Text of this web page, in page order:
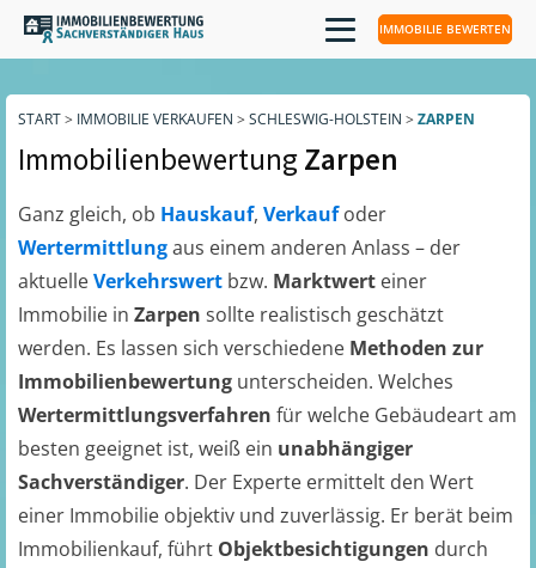
IMMOBILIE BEWERTEN
START> IMMOBILIE VERKAUFEN > SCHLESWIG-HOLSTEIN > ZARPEN
ImmobilienbewertungZarpen
Ganz gleich, ob Hauskauf, Verkaufoder
Wertermittlungaus einem anderen Anlass – der
aktuelleVerkehrswert bzw. Marktwert einer
Immobilie in Zarpen sollte realistisch geschätzt
werden. Es lassen sich verschiedene Methoden zur
Immobilienbewertung unterscheiden. Welches
Wertermittlungsverfahren für welche Gebäudeart am
besten geeignet ist, weiß ein unabhängiger
Sachverständiger. Der Experte ermittelt den Wert
einer Immobilie objektiv und zuverlässig. Er berät beim
Immobilienkauf, führt Objektbesichtigungen durch